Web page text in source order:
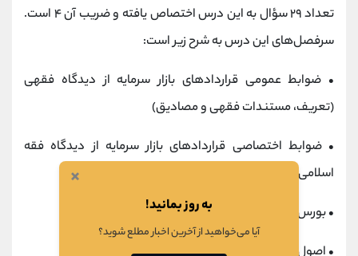
تعداد ۲۹ سؤال به این درس اختصاص یافته و ضریب آن ۴ است.
سرفصل‌های این درس به شرح زیر است:
• ضوابط عمومی قراردادهای بازار سرمایه از دیدگاه فقهی
(تعریف، مستندات فقهی و مصادیق)
• ضوابط اختصاصی قراردادهای بازار سرمایه از دیدگاه فقه
اسلامی (تعریف، ماهیت، ارکان، احکام، انواع و مصادیق)
• بورس‌بازی در بازار سهام از دیدگاه اسلام
×
به روز بمانید!
آیا می‌خواهید از آخرین اخبار مطلع شوید؟